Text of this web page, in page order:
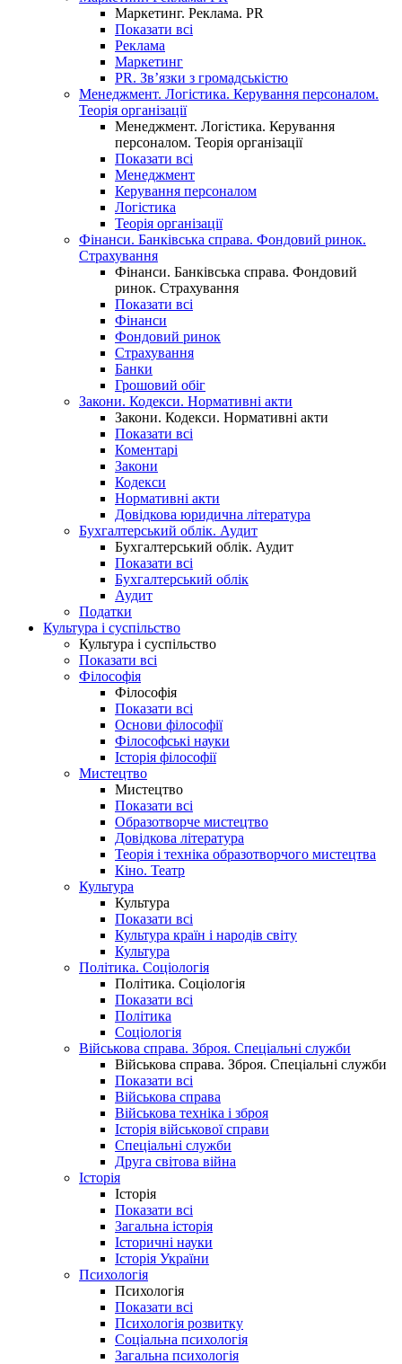
Маркетинг. Реклама. PR
Показати всі
Реклама
Маркетинг
PR. Зв’язки з громадськістю
Менеджмент. Логістика. Керування персоналом.
Теорія організації
Менеджмент. Логістика. Керування
персоналом. Теорія організації
Показати всі
Менеджмент
Керування персоналом
Логістика
Теорія організації
Фінанси. Банківська справа. Фондовий ринок.
Страхування
Фінанси. Банківська справа. Фондовий
ринок. Страхування
Показати всі
Фінанси
Фондовий ринок
Страхування
Банки
Грошовий обіг
Закони. Кодекси. Нормативні акти
Закони. Кодекси. Нормативні акти
Показати всі
Коментарі
Закони
Кодекси
Нормативні акти
Довідкова юридична література
Бухгалтерський облік. Аудит
Бухгалтерський облік. Аудит
Показати всі
Бухгалтерський облік
Аудит
Податки
Культура і суспільство
Культура і суспільство
Показати всі
Філософія
Філософія
Показати всі
Основи філософії
Філософські науки
Історія філософії
Мистецтво
Мистецтво
Показати всі
Образотворче мистецтво
Довідкова література
Теорія і техніка образотворчого мистецтва
Кіно. Театр
Культура
Культура
Показати всі
Культура країн і народів світу
Культура
Політика. Соціологія
Політика. Соціологія
Показати всі
Політика
Соціологія
Військова справа. Зброя. Спеціальні служби
Військова справа. Зброя. Спеціальні служби
Показати всі
Військова справа
Військова техніка і зброя
Історія військової справи
Спеціальні служби
Друга світова війна
Історія
Історія
Показати всі
Загальна історія
Історичні науки
Історія України
Психологія
Психологія
Показати всі
Психологія розвитку
Соціальна психологія
Загальна психологія